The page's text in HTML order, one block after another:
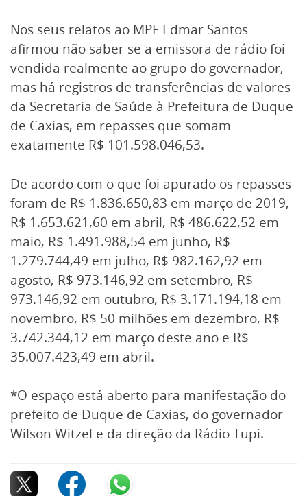
Nos seus relatos ao MPF Edmar Santos
afirmou não saber se a emissora de rádio foi
vendida realmente ao grupo do governador,
mas há registros de transferências de valores
da Secretaria de Saúde à Prefeitura de Duque
de Caxias, em repasses que somam
exatamente R$ 101.598.046,53.
De acordo com o que foi apurado os repasses
foram de R$ 1.836.650,83 em março de 2019,
R$ 1.653.621,60 em abril, R$ 486.622,52 em
maio, R$ 1.491.988,54 em junho, R$
1.279.744,49 em julho, R$ 982.162,92 em
agosto, R$ 973.146,92 em setembro, R$
973.146,92 em outubro, R$ 3.171.194,18 em
novembro, R$ 50 milhões em dezembro, R$
3.742.344,12 em março deste ano e R$
35.007.423,49 em abril.
*O espaço está aberto para manifestação do
prefeito de Duque de Caxias, do governador
Wilson Witzel e da direção da Rádio Tupi.